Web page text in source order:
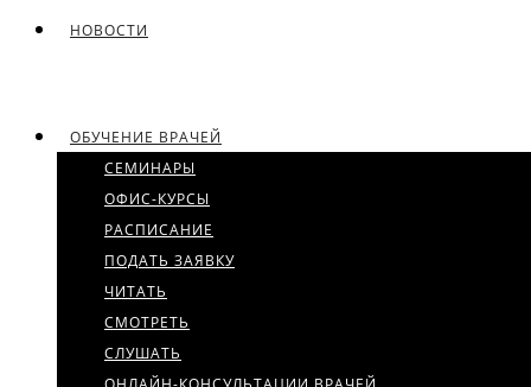
НОВОСТИ
ОБУЧЕНИЕ ВРАЧЕЙ
СЕМИНАРЫ
ОФИС-КУРСЫ
РАСПИСАНИЕ
ПОДАТЬ ЗАЯВКУ
ЧИТАТЬ
СМОТРЕТЬ
СЛУШАТЬ